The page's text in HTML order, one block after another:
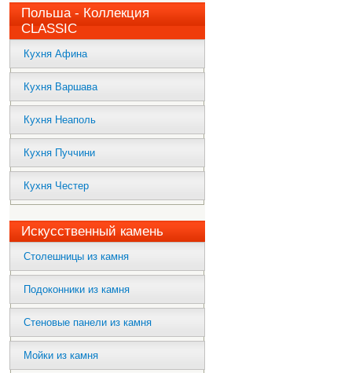
Польша - Коллекция
CLASSIC
Кухня Афина
Кухня Варшава
Кухня Неаполь
Кухня Пуччини
Кухня Честер
Искусственный камень
Столешницы из камня
Подоконники из камня
Стеновые панели из камня
Мойки из камня